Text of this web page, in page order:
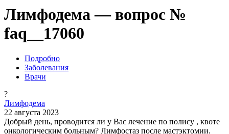
Лимфодема — вопрос №
faq__17060
Подробно
Заболевания
Врачи
?
Лимфодема
22 августа 2023
Добрый день, проводится ли у Вас лечение по полису , квоте
онкологическим больным? Лимфостаз после мастэктомии.